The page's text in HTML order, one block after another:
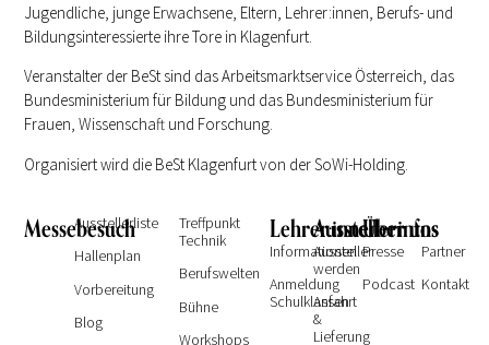
Jugendliche, junge Erwachsene, Eltern, Lehrer:innen, Berufs- und
Bildungsinteressierte ihre Tore in Klagenfurt.
Veranstalter der BeSt sind das Arbeitsmarktservice Österreich, das
Bundesministerium für Bildung und das Bundesministerium für
Frauen, Wissenschaft und Forschung.
Organisiert wird die BeSt Klagenfurt von der SoWi-Holding.
Messebesuch
Ausstellerliste
Hallenplan
Vorbereitung
Blog
Treffpunkt
Technik
Berufswelten
Bühne
Workshops
Lehrer:innen
Informationen
Anmeldung
Schulklassen
Ausstellerinfos
Aussteller
werden
Anfahrt
&
Lieferung
Über uns
Presse
Podcast
Partner
Kontakt